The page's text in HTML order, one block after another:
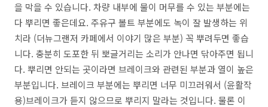
을 막을 수 있습니다. 차량 내부에 물이 머무를 수 있는 부분에는
다 뿌리면 좋은데요. 주유구 볼트 부분에도 녹이 잘 발생하는 위
치라 (더뉴그랜저 카페에서 이야기 많은 부분) 꼭 뿌려두면 좋습
니다. 충분히 도포한 뒤 뽀글거리는 소리가 안나면 닦아주면 됩니
다. 뿌리면 안되는 곳이라면 브레이크와 관련된 부분과 열이 높은
부분입니다. 브레이크 부분에는 뿌리면 너무 미끄러워서 (윤활작
용)브레이크가 듣지 않으므로 뿌리지 말라는 것입니다. 물론 이